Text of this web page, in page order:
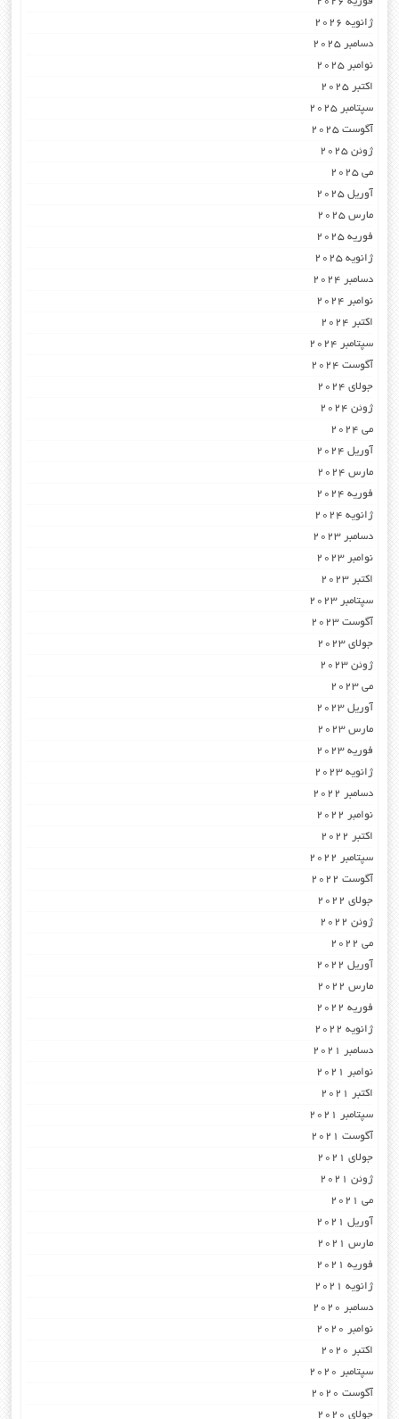
ژانویه 2026
دسامبر 2025
نوامبر 2025
اکتبر 2025
سپتامبر 2025
آگوست 2025
ژوئن 2025
می 2025
آوریل 2025
مارس 2025
فوریه 2025
ژانویه 2025
دسامبر 2024
نوامبر 2024
اکتبر 2024
سپتامبر 2024
آگوست 2024
جولای 2024
ژوئن 2024
می 2024
آوریل 2024
مارس 2024
فوریه 2024
ژانویه 2024
دسامبر 2023
نوامبر 2023
اکتبر 2023
سپتامبر 2023
آگوست 2023
جولای 2023
ژوئن 2023
می 2023
آوریل 2023
مارس 2023
فوریه 2023
ژانویه 2023
دسامبر 2022
نوامبر 2022
اکتبر 2022
سپتامبر 2022
آگوست 2022
جولای 2022
ژوئن 2022
می 2022
آوریل 2022
مارس 2022
فوریه 2022
ژانویه 2022
دسامبر 2021
نوامبر 2021
اکتبر 2021
سپتامبر 2021
آگوست 2021
جولای 2021
ژوئن 2021
می 2021
آوریل 2021
مارس 2021
فوریه 2021
ژانویه 2021
دسامبر 2020
نوامبر 2020
اکتبر 2020
سپتامبر 2020
آگوست 2020
جولای 2020